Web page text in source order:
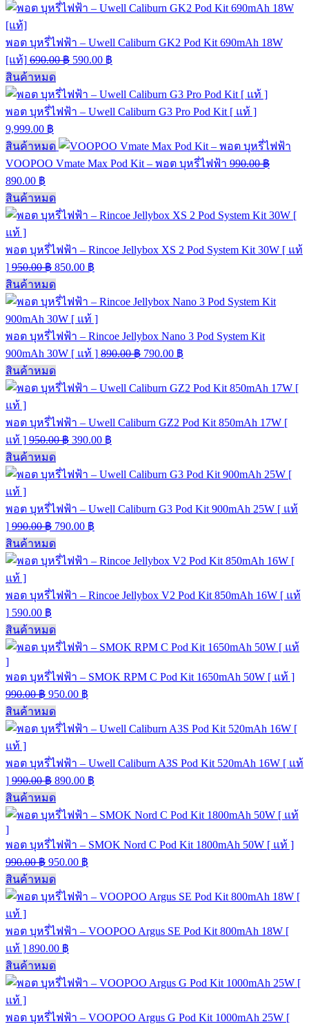
พอต บุหรี่ไฟฟ้า – Uwell Caliburn GK2 Pod Kit 690mAh 18W
[แท้] 690.00฿ 590.00 ฿
สินค้าหมด
พอต บุหรี่ไฟฟ้า – Uwell Caliburn G3 Pro Pod Kit [ แท้ ]
9,999.00 ฿
สินค้าหมด
VOOPOO Vmate Max Pod Kit – พอต บุหรี่ไฟฟ้า 990.00฿
890.00 ฿
สินค้าหมด
พอต บุหรี่ไฟฟ้า – Rincoe Jellybox XS 2 Pod System Kit 30W [ แท้
] 950.00฿ 850.00 ฿
สินค้าหมด
พอต บุหรี่ไฟฟ้า – Rincoe Jellybox Nano 3 Pod System Kit
900mAh 30W [ แท้ ] 890.00฿ 790.00 ฿
สินค้าหมด
พอต บุหรี่ไฟฟ้า – Uwell Caliburn GZ2 Pod Kit 850mAh 17W [
แท้ ] 950.00฿ 390.00 ฿
สินค้าหมด
พอต บุหรี่ไฟฟ้า – Uwell Caliburn G3 Pod Kit 900mAh 25W [ แท้
] 990.00฿ 790.00 ฿
สินค้าหมด
พอต บุหรี่ไฟฟ้า – Rincoe Jellybox V2 Pod Kit 850mAh 16W [ แท้
] 590.00 ฿
สินค้าหมด
พอต บุหรี่ไฟฟ้า – SMOK RPM C Pod Kit 1650mAh 50W [ แท้ ]
990.00฿ 950.00 ฿
สินค้าหมด
พอต บุหรี่ไฟฟ้า – Uwell Caliburn A3S Pod Kit 520mAh 16W [ แท้
] 990.00฿ 890.00 ฿
สินค้าหมด
พอต บุหรี่ไฟฟ้า – SMOK Nord C Pod Kit 1800mAh 50W [ แท้ ]
990.00฿ 950.00 ฿
สินค้าหมด
พอต บุหรี่ไฟฟ้า – VOOPOO Argus SE Pod Kit 800mAh 18W [
แท้ ] 890.00 ฿
สินค้าหมด
พอต บุหรี่ไฟฟ้า – VOOPOO Argus G Pod Kit 1000mAh 25W [